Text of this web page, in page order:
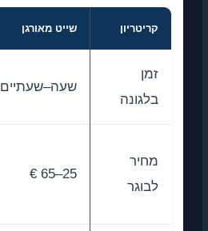
קריטריון שייט מאורגן
זמן
בלגונה
שעה–שעתיים
מחיר
לבוגר
25–65 €